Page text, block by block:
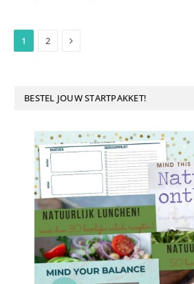
1 2 Next
BESTEL JOUW STARTPAKKET!